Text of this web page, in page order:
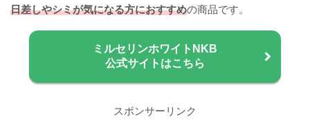
日差しやシミが気になる方におすすめの商品です。
ミルセリンホワイトNKB
公式サイトはこちら
スポンサーリンク